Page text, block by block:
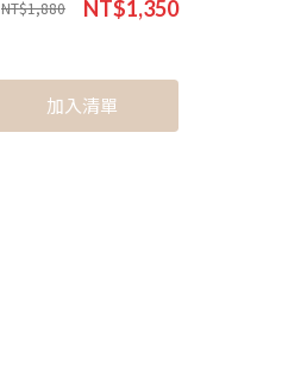
NT$1,880 NT$1,350
加入清單